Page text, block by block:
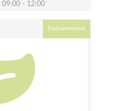
09:00 - 12:00
Environnement